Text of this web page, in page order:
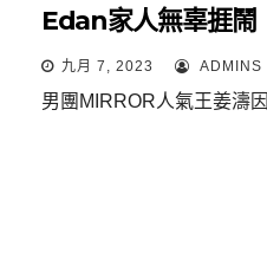
Edan家人無辜捱鬧
九月 7, 2023 ADMINS
男團MIRROR人氣王姜濤